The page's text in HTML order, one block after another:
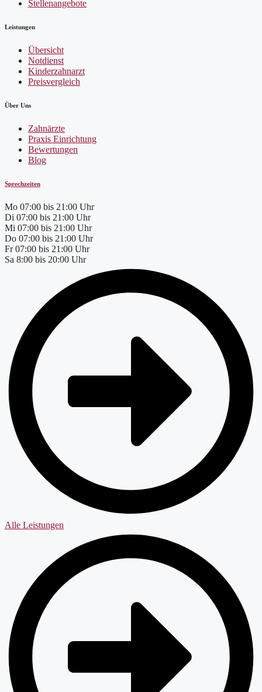
Stellenangebote
Leistungen
Übersicht
Notdienst
Kinderzahnarzt
Preisvergleich
Über Uns
Zahnärzte
Praxis Einrichtung
Bewertungen
Blog
Sprechzeiten
Mo 07:00 bis 21:00 Uhr
Di 07:00 bis 21:00 Uhr
Mi 07:00 bis 21:00 Uhr
Do 07:00 bis 21:00 Uhr
Fr 07:00 bis 21:00 Uhr
Sa 8:00 bis 20:00 Uhr
Alle Leistungen